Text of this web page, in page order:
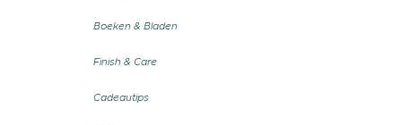
Boeken & Bladen
Finish & Care
Cadeautips